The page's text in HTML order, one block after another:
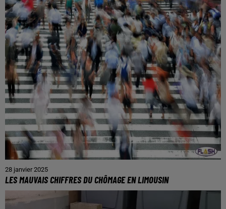
28 janvier 2025
LES MAUVAIS CHIFFRES DU CHÔMAGE EN LIMOUSIN